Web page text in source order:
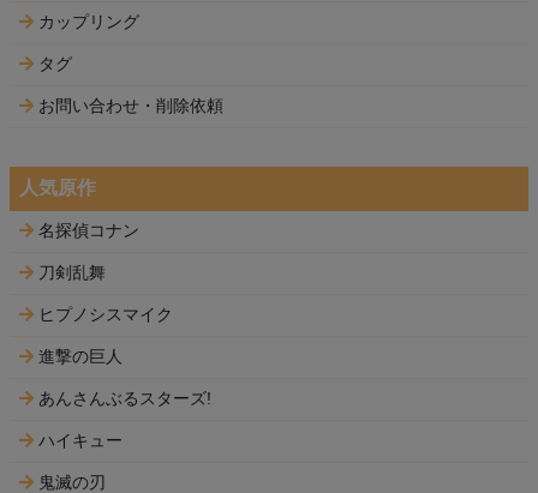
カップリング
タグ
お問い合わせ・削除依頼
人気原作
名探偵コナン
刀剣乱舞
ヒプノシスマイク
進撃の巨人
あんさんぶるスターズ!
ハイキュー
鬼滅の刃